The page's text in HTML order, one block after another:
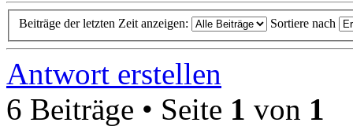
Beiträge der letzten Zeit anzeigen: Sortiere nach
Antwort erstellen
6 Beiträge • Seite 1 von 1